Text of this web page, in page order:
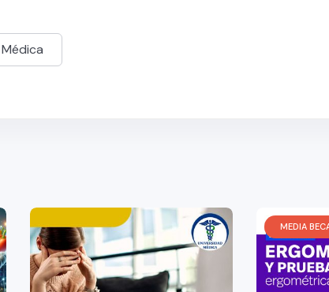
MEDIA